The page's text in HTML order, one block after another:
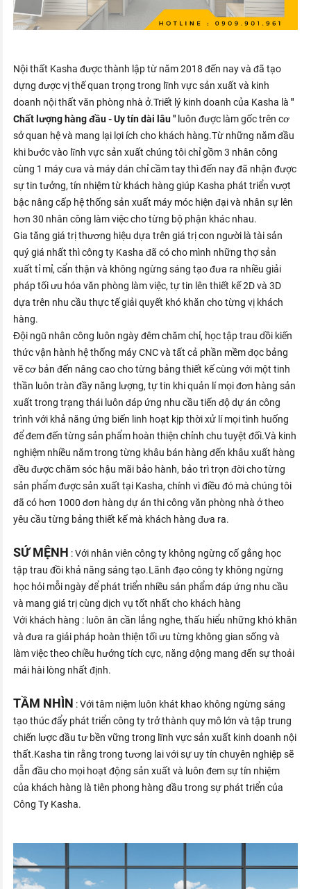
Nội thất Kasha được thành lập từ năm 2018 đến nay và đã tạo
dựng được vị thế quan trọng trong lĩnh vực sản xuất và kinh
doanh nội thất văn phòng nhà ở.Triết lý kinh doanh của Kasha là"
Chất lượng hàng đầu - Uy tín dài lâu " luôn được làm gốc trên cơ
sở quan hệ và mang lại lợi ích cho khách hàng.Từ những năm đầu
khi bước vào lĩnh vực sản xuất chúng tôi chỉ gồm 3 nhân công
cùng 1 máy cưa và máy dán chỉ cầm tay thì đến nay đã nhận được
sự tin tưởng, tín nhiệm từ khách hàng giúp Kasha phát triển vượt
bậc nâng cấp hệ thống sản xuất máy móc hiện đại và nhân sự lên
hơn 30 nhân công làm việc cho từng bộ phận khác nhau.
Gia tăng giá trị thương hiệu dựa trên giá trị con người là tài sản
quý giá nhất thì công ty Kasha đã có cho mình những thợ sản
xuất tỉ mỉ, cẩn thận và không ngừng sáng tạo đưa ra nhiều giải
pháp tối ưu hóa văn phòng làm việc, tự tin lên thiết kế 2D và 3D
dựa trên nhu cầu thực tế giải quyết khó khăn cho từng vị khách
hàng.
Đội ngũ nhân công luôn ngày đêm chăm chỉ, học tập trau dồi kiến
thức vận hành hệ thống máy CNC và tất cả phần mềm đọc bảng
vẽ cơ bản đến nâng cao cho từng bảng thiết kế cùng với một tinh
thần luôn tràn đầy năng lượng, tự tin khi quản lí mọi đơn hàng sản
xuất trong trạng thái luôn đáp ứng nhu cầu tiến độ dự án công
trình với khả năng ứng biến linh hoạt kịp thời xử lí mọi tình huống
để đem đến từng sản phẩm hoàn thiện chỉnh chu tuyệt đối.Và kinh
nghiệm nhiều năm trong từng khâu bán hàng đến khâu xuất hàng
đều được chăm sóc hậu mãi bảo hành, bảo trì trọn đời cho từng
sản phẩm được sản xuất tại Kasha, chính vì điều đó mà chúng tôi
đã có hơn 1000 đơn hàng dự án thi công văn phòng nhà ở theo
yêu cầu từng bảng thiết kế mà khách hàng đưa ra.
SỨ MỆNH : Với nhân viên công ty không ngừng cố gắng học
tập trau đồi khả năng sáng tạo.Lãnh đạo công ty không ngừng
học hỏi mỗi ngày để phát triển nhiều sản phẩm đáp ứng nhu cầu
và mang giá trị cùng dịch vụ tốt nhất cho khách hàng
Với khách hàng : luôn ân cần lắng nghe, thấu hiểu những khó khăn
và đưa ra giải pháp hoàn thiện tối ưu từng không gian sống và
làm việc theo chiều hướng tích cực, năng động mang đến sự thoải
mái hài lòng nhất định.
TẦM NHÌN : Với tâm niệm luôn khát khao không ngừng sáng
tạo thúc đẩy phát triển công ty trở thành quy mô lớn và tập trung
chiến lược đầu tư bền vững trong lĩnh vực sản xuất kinh doanh nội
thất.Kasha tin rằng trong tương lai với sự uy tín chuyên nghiệp sẽ
dẫn đầu cho mọi hoạt động sản xuất và luôn đem sự tín nhiệm
của khách hàng là tiên phong hàng đầu trong sự phát triển của
Công Ty Kasha.